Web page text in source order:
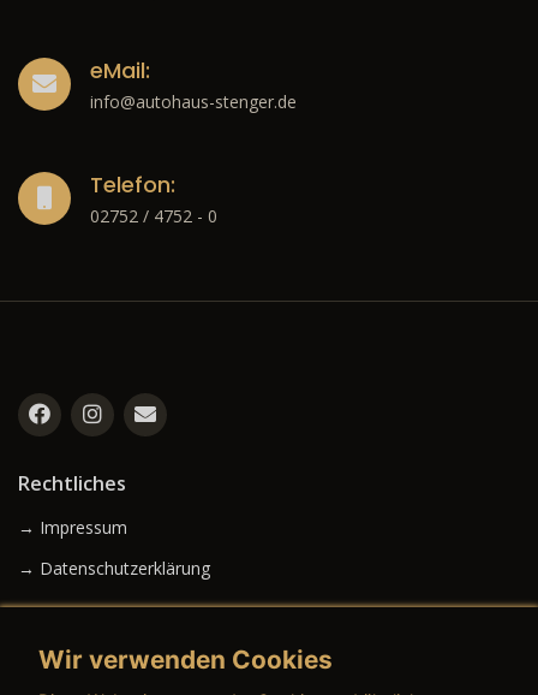
eMail:
info@autohaus-stenger.de
Telefon:
02752 / 4752 - 0
Rechtliches
→ Impressum
→ Datenschutzerklärung
Wir verwenden Cookies